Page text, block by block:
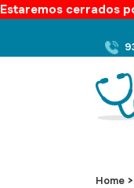
Estaremos cerrados
Home >